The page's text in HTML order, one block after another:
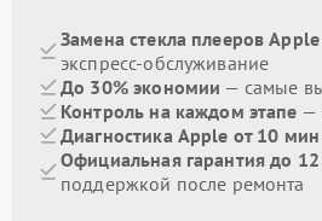
Замена стекла плееров
экспресс-обслуживание
До 30% экономии — самые
Контроль на каждом этапе —
Диагностика Apple от 10 мин
Официальная гарантия до
поддержкой после ремонта